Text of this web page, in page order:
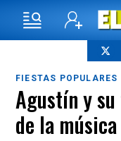
FIESTAS POPULARES
Agustín y
de la